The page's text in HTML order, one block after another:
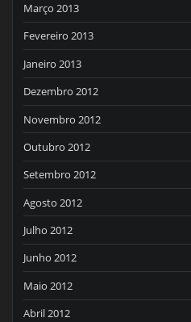
Março 2013
Fevereiro 2013
Janeiro 2013
Dezembro 2012
Novembro 2012
Outubro 2012
Setembro 2012
Agosto 2012
Julho 2012
Junho 2012
Maio 2012
Abril 2012